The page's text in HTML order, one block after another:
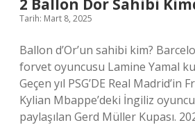
2 Ballon Dor Sahibi
Tarih: Mart 8, 2025
Ballon d’Or’un sahibi kim?
forvet oyuncusu Lamine Yamal
Geçen yıl PSG’DE Real Madrid’in
Kylian Mbappe’deki İngiliz
paylaşılan Gerd Müller Kupası.